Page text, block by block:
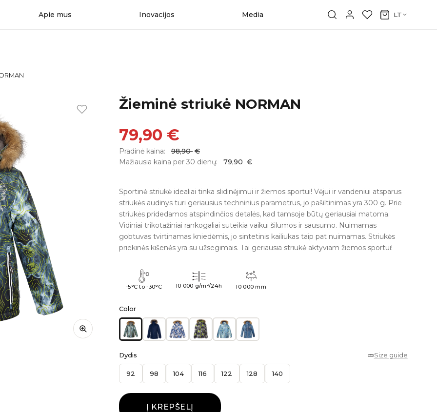
Apie mus Inovacijos Media LT
Žieminė striukė NORMAN
79,90 €
Pradinė kaina: 98,90 €
Mažiausia kaina per 30 dienų:
79,90 €
Sportinė striukė idealiai tinka slidinėjimui ir žiemos sportui! Vėjui ir vandeniui atsparus
striukės audinys turi geriausius techninius parametrus, jo pašiltinimas yra 300 g. Prie
striukės pridedamos atspindinčios detalės, kad tamsoje būtų geriausiai matoma.
Vidiniai trikotažiniai rankogaliai suteikia vaikui šilumos ir sausumo. Nuimamas
gobtuvas tvirtinamas kniedėmis, jo sintetinis kailiukas taip pat nuimamas. Striukės
priekinės kišenės yra su užsegimais. Tai geriausia striukė aktyviam žiemos sportui!
-5°C to -30°C 10 000 g/m²/24h 10 000 mm
Color
Dydis Size guide
92 98 104 116 122 128 140
Į KREPŠELĮ